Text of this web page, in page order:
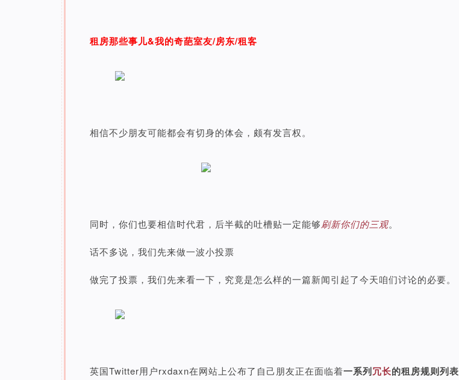
租房那些事儿&我的奇葩室友/房东/租客
相信不少朋友可能都会有切身的体会，颇有发言权。
同时，你们也要相信时代君，后半截的吐槽贴一定能够刷新你们的三观。
话不多说，我们先来做一波小投票
做完了投票，我们先来看一下，究竟是怎么样的一篇新闻引起了今天咱们讨论的必要。
英国Twitter用户rxdaxn在网站上公布了自己朋友正在面临着一系列冗长的租房规则列表